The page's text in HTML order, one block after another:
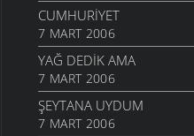
CUMHURIYET
7 MART 2006
YAĞ DEDIK AMA
7 MART 2006
ŞEYTANA UYDUM
7 MART 2006